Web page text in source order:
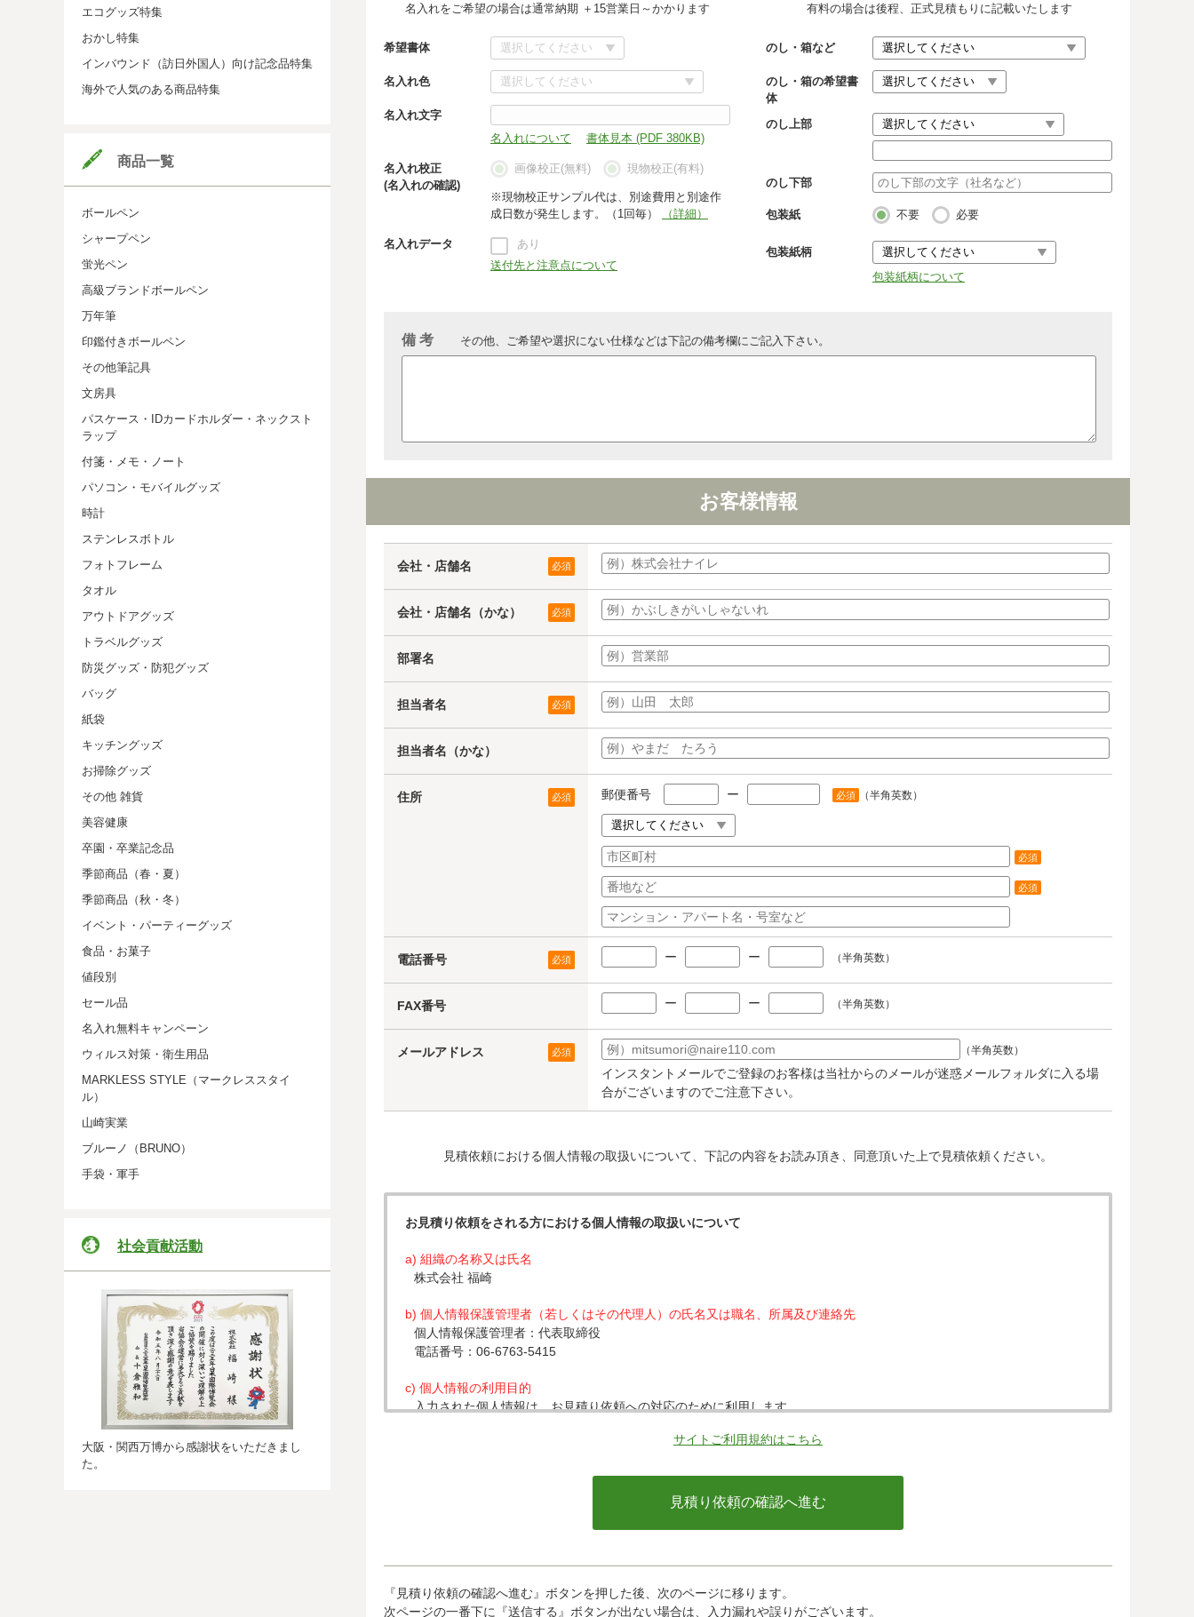
エコグッズ特集
おかし特集
インバウンド（訪日外国人）向け記念品特集
海外で人気のある商品特集
商品一覧
ボールペン
シャープペン
蛍光ペン
高級ブランドボールペン
万年筆
印鑑付きボールペン
その他筆記具
文房具
パスケース・IDカードホルダー・ネックスト
ラップ
付箋・メモ・ノート
パソコン・モバイルグッズ
時計
ステンレスボトル
フォトフレーム
タオル
アウトドアグッズ
トラベルグッズ
防災グッズ・防犯グッズ
バッグ
紙袋
キッチングッズ
お掃除グッズ
その他 雑貨
美容健康
卒園・卒業記念品
季節商品（春・夏）
季節商品（秋・冬）
イベント・パーティーグッズ
食品・お菓子
値段別
セール品
名入れ無料キャンペーン
ウィルス対策・衛生用品
MARKLESS STYLE（マークレススタイ
ル）
山崎実業
ブルーノ（BRUNO）
手袋・軍手
社会貢献活動
大阪・関西万博から感謝状をいただきまし
た。
名入れをご希望の場合は通常納期 ＋15営業日～かかります
希望書体
名入れ色
名入れ文字
名入れについて
書体見本 (PDF 380KB)
名入れ校正
(名入れの確認)
画像校正(無料) 現物校正(有料)
※現物校正サンプル代は、別途費用と別途作
成日数が発生します。（1回毎）
（詳細）
名入れデータ
あり
送付先と注意点について
有料の場合は後程、正式見積もりに記載いたします
のし・箱など
のし・箱の希望書
体
のし上部
のし下部
包装紙 不要 必要
包装紙柄
包装紙柄について
備 考 その他、ご希望や選択にない仕様などは下記の備考欄にご記入下さい。
お客様情報
会社・店舗名 必須
会社・店舗名（かな） 必須
部署名
担当者名 必須
担当者名（かな）
住所 必須 郵便番号 ー 必須 （半角英数）
必須
必須
電話番号 必須 ー ー （半角英数）
FAX番号 ー ー （半角英数）
メールアドレス 必須 （半角英数）
インスタントメールでご登録のお客様は当社からのメールが迷惑メールフォルダに入る場
合がございますのでご注意下さい。
見積依頼における個人情報の取扱いについて、下記の内容をお読み頂き、同意頂いた上で見積依頼ください。
お見積り依頼をされる方における個人情報の取扱いについて
a) 組織の名称又は氏名
株式会社 福崎
b) 個人情報保護管理者（若しくはその代理人）の氏名又は職名、所属及び連絡先
個人情報保護管理者：代表取締役
電話番号：06-6763-5415
c) 個人情報の利用目的
入力された個人情報は、お見積り依頼への対応のために利用します。
・クレジットカード会社への情報提供
当社がお客様から収集した以下の個人情報等は、カード発行会社が行う不正利用検知・防止のために、お客様が利用され
ことができないため、以下の個人情報保護措置に関する情報を把握して、ご提供することはできません。
・提供先が所在する外国の名称
サイトご利用規約はこちら
『見積り依頼の確認へ進む』ボタンを押した後、次のページに移ります。
次ページの一番下に『送信する』ボタンが出ない場合は、入力漏れや誤りがございます。